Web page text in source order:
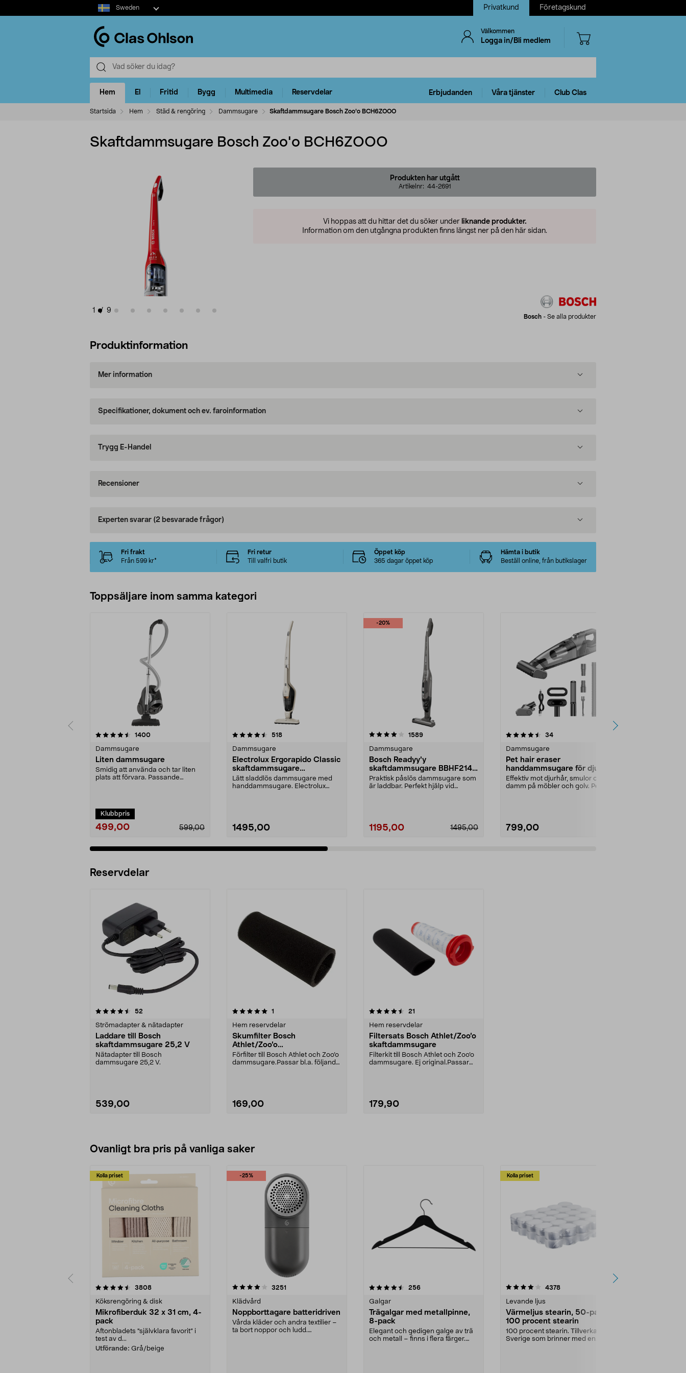
Select
market
Sweden Privatkund Företagskund
Välkommen
Logga in/Bli medlem
Hem El Fritid Bygg Multimedia Reservdelar Erbjudanden Våra tjänster Club Clas
Startsida Hem Städ & rengöring Dammsugare Skaftdammsugare Bosch Zoo'o BCH6ZOOO
Skaftdammsugare Bosch Zoo'o BCH6ZOOO
1 / 9
Produkten har utgått
Artikelnr: 44-2691
Vi hoppas att du hittar det du söker under liknande produkter.
Information om den utgångna produkten finns längst ner på den här sidan.
Bosch - Se alla produkter
Produktinformation
Mer information
Specifikationer, dokument och ev. faroinformation
Trygg E-Handel
Recensioner
Experten svarar (2 besvarade frågor)
Fri frakt
Från 599 kr*
Fri retur
Till valfri butik
Öppet köp
365 dagar öppet köp
Hämta i butik
Beställ online, från butikslager
Toppsäljare inom samma kategori
1400recensioner
Dammsugare
Liten dammsugare
Smidig att använda och tar liten
plats att förvara. Passande
Klubbpris
499,00 599,00
4.5 av 5 stjärnor 518recensioner
Dammsugare
Electrolux Ergorapido Classic
skaftdammsugare
EERC73SW
Lätt sladdlös dammsugare med
handdammsugare. Electrolux
1495,00
-20%
4.0 av 5 stjärnor 1589recensioner
Dammsugare
Bosch Readyy'y
skaftdammsugare BBHF214G
14,4 V
Praktisk påslös dammsugare som
är laddbar. Perfekt hjälp vid
1195,00 1495,00
4.5 av 5 stjärnor 34recensioner
Dammsugare
Pet hair eraser
handdammsugare för djurhår
och smuts, 120 W
Effektiv mot djurhår, smulor och
damm på möbler och golv. Pet hair
799,00
4.0 av 5 stjärnor
Reservdelar
52
Strömadapter & nätadapter
Laddare till Bosch
skaftdammsugare 25,2 V
Nätadapter till Bosch
dammsugare 25,2 V.
539,00
5.0av 5 stjärnor 1
Hem reservdelar
Skumfilter Bosch
Athlet/Zoo’o
skaftdammsugare
Förfilter till Bosch Athlet och Zoo’o
dammsugare.Passar bl.a. följande
169,00
4.5av 5 stjärnor 21
Hem reservdelar
Filtersats Bosch Athlet/Zoo’o
skaftdammsugare
Filterkit till Bosch Athlet och Zoo’o
dammsugare. Ej original.Passar
179,90
Ovanligt bra pris på vanliga saker
Kolla priset
3808recensioner
Köksrengöring & disk
Mikrofiberduk 32 x 31 cm, 4-
pack
Aftonbladets "självklara favorit” i
test av d...
Utförande: Grå/beige
-25%
4.0av 5 stjärnor 3251
Klädvård
Noppborttagare batteridriven
Vårda kläder och andra textilier –
ta bort noppor och ludd.
4.5av 5 stjärnor 256recensioner
Galgar
Trägalgar med metallpinne,
8-pack
Elegant och gedigen galge av trä
och metall – finns i flera färger.
Kolla priset
4.0av 5 stjärnor 4378recensioner
Levande ljus
Värmeljus stearin, 50-pack,
100 procent stearin
100 procent stearin. Tillverkade i
Sverige som brinner med en
4.5av 5 stjärnor